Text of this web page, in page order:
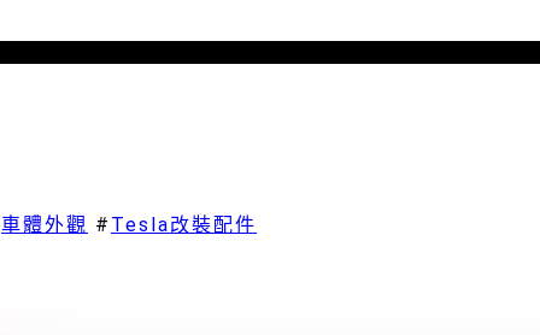
車體外觀 # Tesla改裝配件